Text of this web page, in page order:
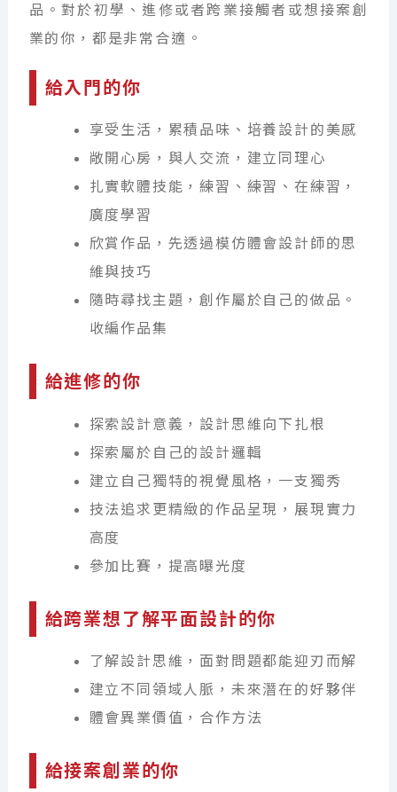
品。對於初學、進修或者跨業接觸者或想接案創
業的你，都是非常合適。
給入門的你
享受生活，累積品味、培養設計的美感
敞開心房，與人交流，建立同理心
扎實軟體技能，練習、練習、在練習，
廣度學習
欣賞作品，先透過模仿體會設計師的思
維與技巧
隨時尋找主題，創作屬於自己的做品。
收編作品集
給進修的你
探索設計意義，設計思維向下扎根
探索屬於自己的設計邏輯
建立自己獨特的視覺風格，一支獨秀
技法追求更精緻的作品呈現，展現實力
高度
參加比賽，提高曝光度
給跨業想了解平面設計的你
了解設計思維，面對問題都能迎刃而解
建立不同領域人脈，未來潛在的好夥伴
體會異業價值，合作方法
給接案創業的你